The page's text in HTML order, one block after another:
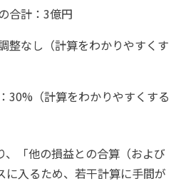
合計：3億円
整なし（計算をわかりやすくす
30%（計算をわかりやすくする
、「他の損益との合算（および
に入るため、若干計算に手間が